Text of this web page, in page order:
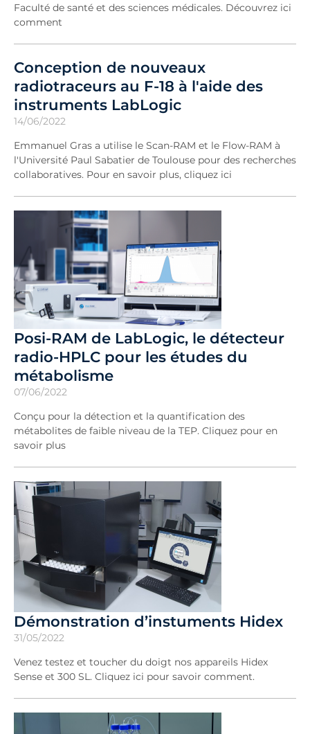
Faculté de santé et des sciences médicales. Découvrez ici
comment
Conception de nouveaux
radiotraceurs au F-18 à l'aide des
instruments LabLogic
14/06/2022
Emmanuel Gras a utilise le Scan-RAM et le Flow-RAM à
l'Université Paul Sabatier de Toulouse pour des recherches
collaboratives. Pour en savoir plus, cliquez ici
Posi-RAM de LabLogic, le détecteur
radio-HPLC pour les études du
métabolisme
07/06/2022
Conçu pour la détection et la quantification des
métabolites de faible niveau de la TEP. Cliquez pour en
savoir plus
Démonstration d’instuments Hidex
31/05/2022
Venez testez et toucher du doigt nos appareils Hidex
Sense et 300 SL. Cliquez ici pour savoir comment.